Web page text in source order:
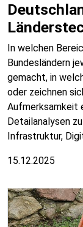
In welchen
Bundesländern
gemacht, in
oder zeichnen
Aufmerksamkeit
Detailanalysen
Infrastruktur,
15.12.2025